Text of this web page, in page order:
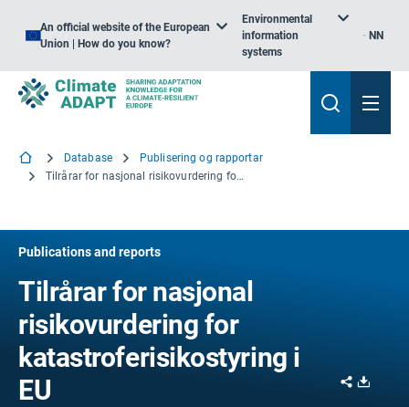
An official website of the European
Union | How do you know?
Environmental
information
systems
NN
Database
Publisering og rapportar
Tilrårar for nasjonal risikovurdering for katastroferisikostyring i EU
Publications and reports
Tilrårar for nasjonal
risikovurdering for
katastroferisikostyring i
EU
Share